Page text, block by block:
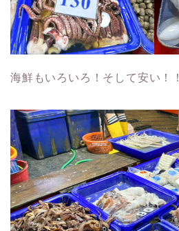
海鮮もいろいろ！そして安い！！